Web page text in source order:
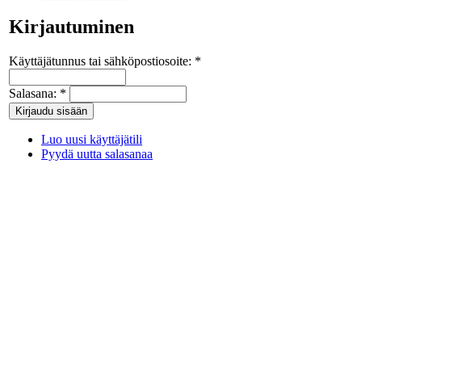
Kirjautuminen
Käyttäjätunnus tai sähköpostiosoite: *
Salasana: *
Luo uusi käyttäjätili
Pyydä uutta salasanaa